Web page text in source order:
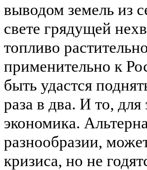
выводом земель из
свете грядущей
топливо
применительно к
быть удастся
раза в два. И то,
экономика.
разнообразии,
кризиса, но не